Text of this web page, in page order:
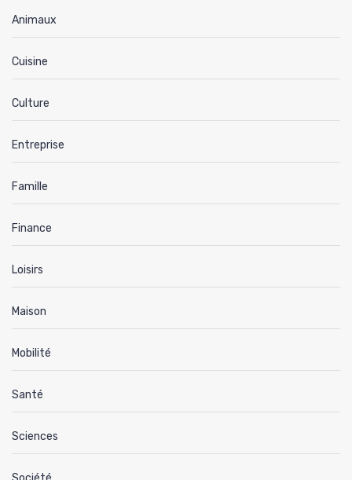
Animaux
Cuisine
Culture
Entreprise
Famille
Finance
Loisirs
Maison
Mobilité
Santé
Sciences